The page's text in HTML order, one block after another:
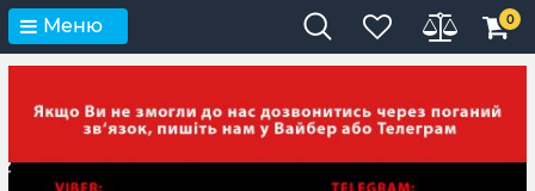
Меню 0